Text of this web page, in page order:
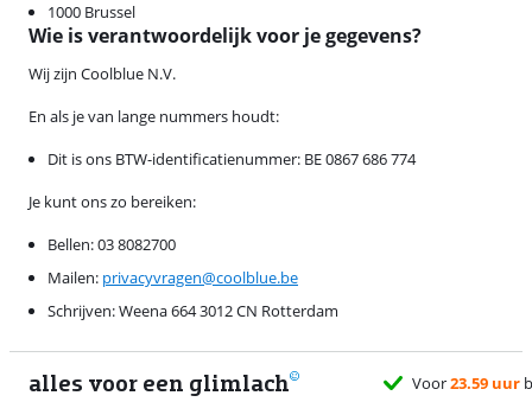
1000 Brussel
Wie is verantwoordelijk voor je gegevens?
Wij zijn Coolblue N.V.
En als je van lange nummers houdt:
Dit is ons BTW-identificatienummer: BE 0867 686 774
Je kunt ons zo bereiken:
Bellen: 03 8082700
Mailen: privacyvragen@coolblue.be
Schrijven: Weena 664 3012 CN Rotterdam
alles voor een glimlach